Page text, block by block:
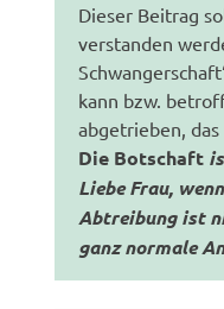
Dieser Beitrag
verstanden
kann bzw.
abgetrieben,
Die Botschaft
Liebe Frau,
Abtreibung ist
ganz normale